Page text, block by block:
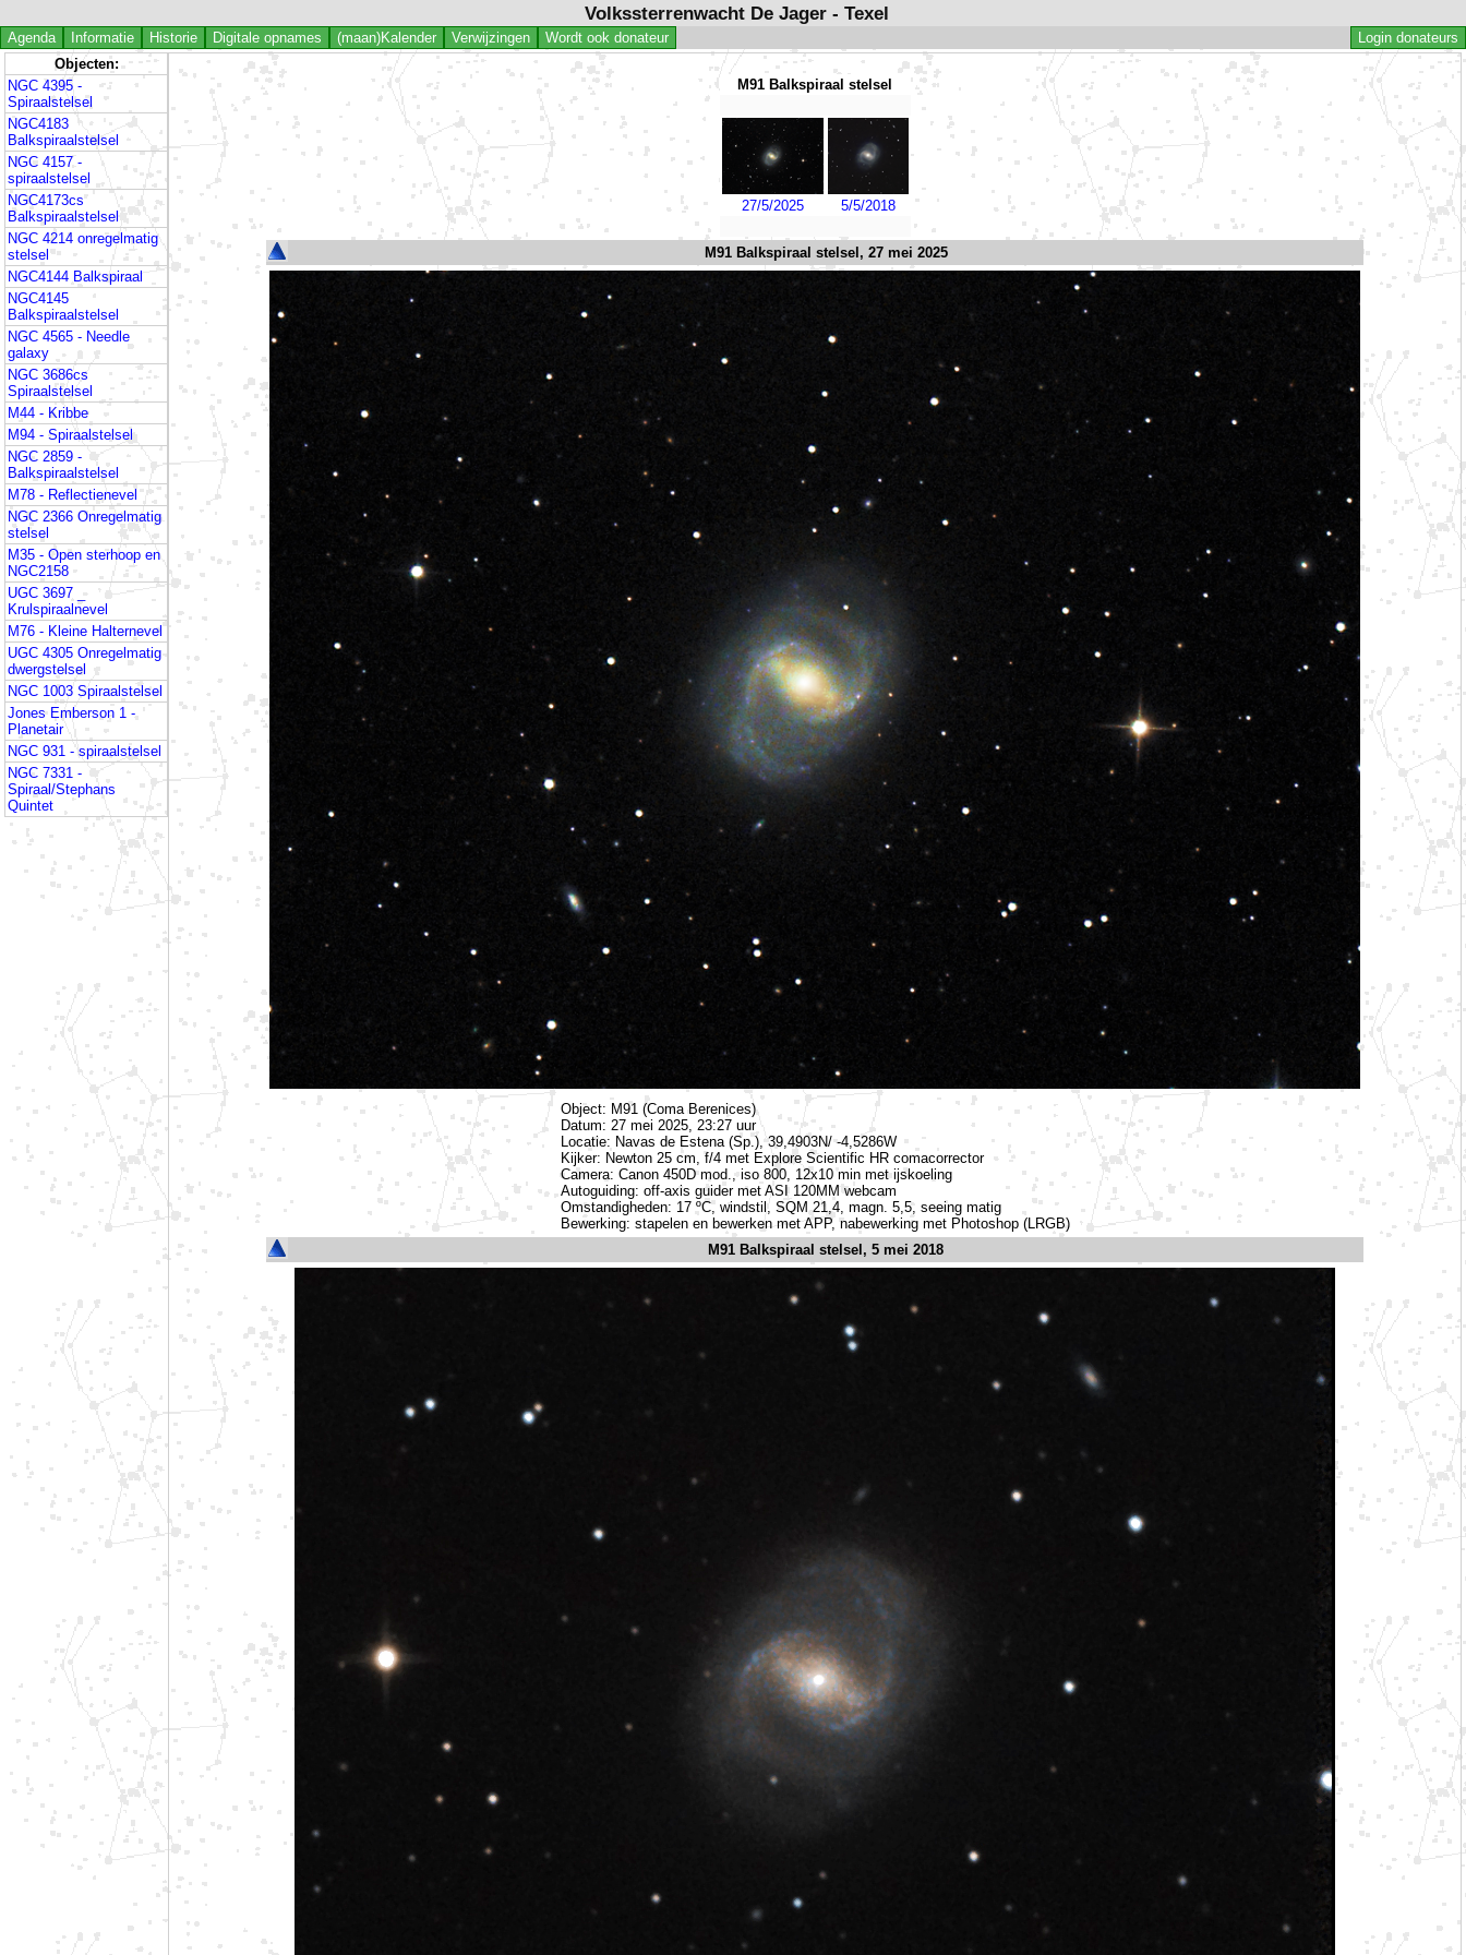
Volkssterrenwacht De Jager - Texel
Agenda Informatie Historie Digitale opnames (maan)Kalender Verwijzingen Wordt ook donateur
Login donateurs
Objecten:
NGC 4395 -
Spiraalstelsel
NGC4183
Balkspiraalstelsel
NGC 4157 -
spiraalstelsel
NGC4173cs
Balkspiraalstelsel
NGC 4214 onregelmatig
stelsel
NGC4144 Balkspiraal
NGC4145
Balkspiraalstelsel
NGC 4565 - Needle
galaxy
NGC 3686cs
Spiraalstelsel
M44 - Kribbe
M94 - Spiraalstelsel
NGC 2859 -
Balkspiraalstelsel
M78 - Reflectienevel
NGC 2366 Onregelmatig
stelsel
M35 - Open sterhoop en
NGC2158
UGC 3697 _
Krulspiraalnevel
M76 - Kleine Halternevel
UGC 4305 Onregelmatig
dwergstelsel
NGC 1003 Spiraalstelsel
Jones Emberson 1 -
Planetair
NGC 931 - spiraalstelsel
NGC 7331 -
Spiraal/Stephans
Quintet
M91 Balkspiraal stelsel
27/5/2025 5/5/2018
M91 Balkspiraal stelsel, 27 mei 2025
Object: M91 (Coma Berenices)
Datum: 27 mei 2025, 23:27 uur
Locatie: Navas de Estena (Sp.), 39,4903N/ -4,5286W
Kijker: Newton 25 cm, f/4 met Explore Scientific HR comacorrector
Camera: Canon 450D mod., iso 800, 12x10 min met ijskoeling
Autoguiding: off-axis guider met ASI 120MM webcam
Omstandigheden: 17 ºC, windstil, SQM 21,4, magn. 5,5, seeing matig
Bewerking: stapelen en bewerken met APP, nabewerking met Photoshop (LRGB)
M91 Balkspiraal stelsel, 5 mei 2018